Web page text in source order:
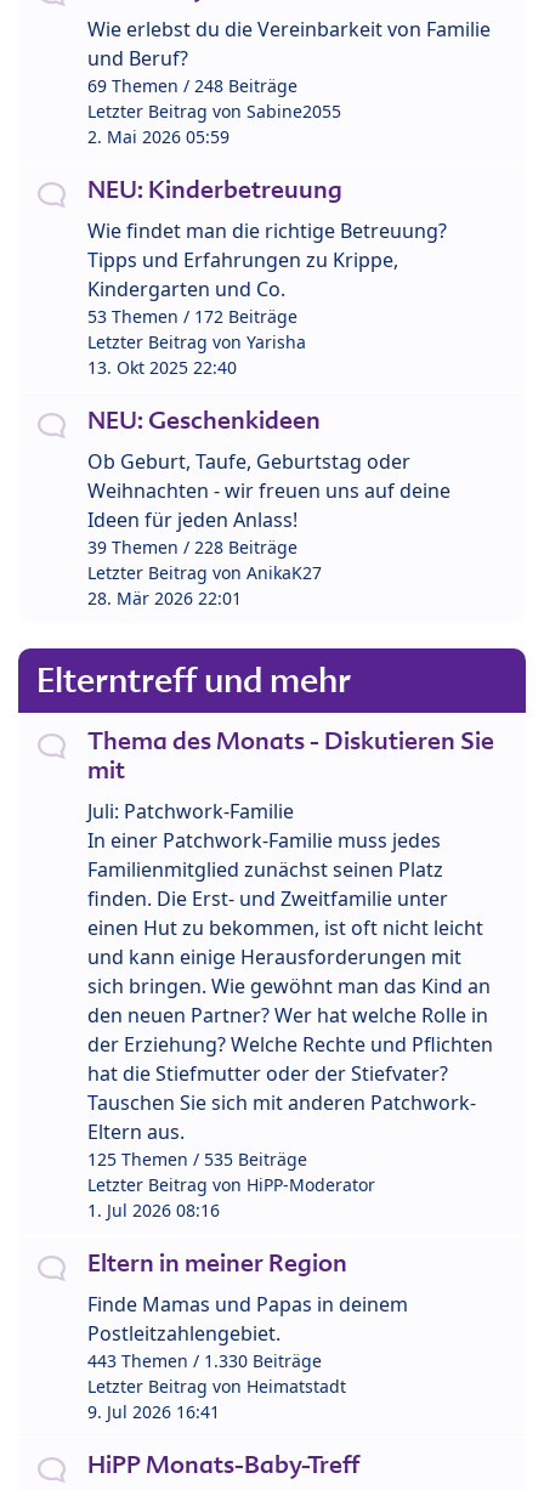
Wie erlebst du die Vereinbarkeit von Familie
und Beruf?
69 Themen / 248 Beiträge
Letzter Beitrag von Sabine2055
2. Mai 2026 05:59
NEU: Kinderbetreuung
Wie findet man die richtige Betreuung?
Tipps und Erfahrungen zu Krippe,
Kindergarten und Co.
53 Themen / 172 Beiträge
Letzter Beitrag von Yarisha
13. Okt 2025 22:40
NEU: Geschenkideen
Ob Geburt, Taufe, Geburtstag oder
Weihnachten - wir freuen uns auf deine
Ideen für jeden Anlass!
39 Themen / 228 Beiträge
Letzter Beitrag von AnikaK27
28. Mär 2026 22:01
Elterntreff und mehr
Thema des Monats - Diskutieren Sie
mit
Juli: Patchwork-Familie
In einer Patchwork-Familie muss jedes
Familienmitglied zunächst seinen Platz
finden. Die Erst- und Zweitfamilie unter
einen Hut zu bekommen, ist oft nicht leicht
und kann einige Herausforderungen mit
sich bringen. Wie gewöhnt man das Kind an
den neuen Partner? Wer hat welche Rolle in
der Erziehung? Welche Rechte und Pflichten
hat die Stiefmutter oder der Stiefvater?
Tauschen Sie sich mit anderen Patchwork-
Eltern aus.
125 Themen / 535 Beiträge
Letzter Beitrag von HiPP-Moderator
1. Jul 2026 08:16
Eltern in meiner Region
Finde Mamas und Papas in deinem
Postleitzahlengebiet.
443 Themen / 1.330 Beiträge
Letzter Beitrag von Heimatstadt
9. Jul 2026 16:41
HiPP Monats-Baby-Treff